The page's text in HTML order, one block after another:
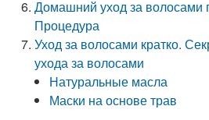
Домашний уход за волосами
Процедура
Уход за волосами кратко.
ухода за волосами
Натуральные масла
Маски на основе трав